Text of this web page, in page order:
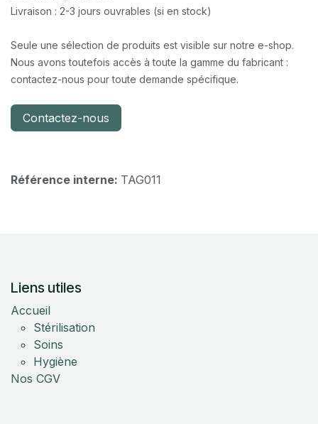
Livraison : 2-3 jours ouvrables (si en stock)
Seule une sélection de produits est visible sur notre e-shop.
Nous avons toutefois accès à toute la gamme du fabricant :
contactez-nous pour toute demande spécifique.
Contactez-nous
Référence interne: TAG011
Liens utiles
Accueil
Stérilisation
Soins
Hygiène
Nos CGV